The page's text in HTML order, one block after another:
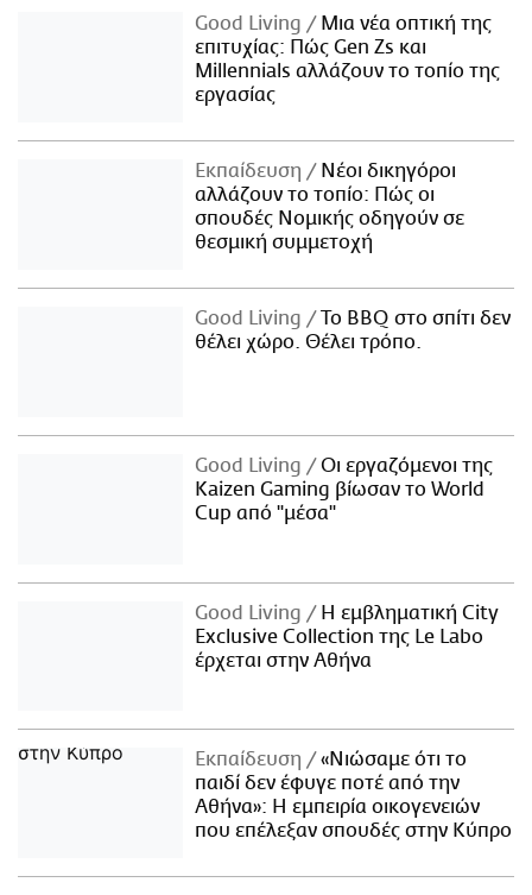
Good Living
Μια νέα οπτική της
επιτυχίας: Πώς Gen Zs και
Millennials αλλάζουν το τοπίο της
εργασίας
Εκπαίδευση
Νέοι δικηγόροι
αλλάζουν το τοπίο: Πώς οι
σπουδές Νομικής οδηγούν σε
θεσμική συμμετοχή
Good Living
Το BBQ στο σπίτι δεν
θέλει χώρο. Θέλει τρόπο.
Good Living
Οι εργαζόμενοι της
Kaizen Gaming βίωσαν το World
Cup από "μέσα"
Good Living
Η εμβληματική City
Exclusive Collection της Le Labo
έρχεται στην Αθήνα
Εκπαίδευση
«Νιώσαμε ότι το
παιδί δεν έφυγε ποτέ από την
Αθήνα»: Η εμπειρία οικογενειών
που επέλεξαν σπουδές στην Κύπρο